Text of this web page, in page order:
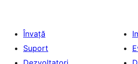
Învață
Suport